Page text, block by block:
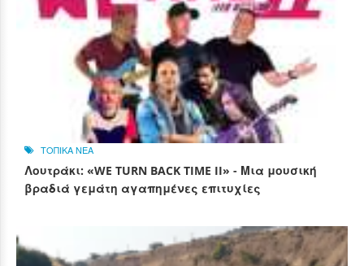
ΤΟΠΙΚΑ ΝΕΑ
Λουτράκι: «WE TURN BACK TIME II» - Μια μουσική
βραδιά γεμάτη αγαπημένες επιτυχίες